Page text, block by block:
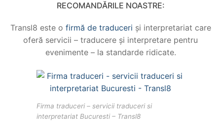
RECOMANDĂRILE NOASTRE:
Transl8 este o firmă de traduceri și interpretariat care
oferă servicii – traducere și interpretare pentru
evenimente – la standarde ridicate.
Firma traduceri – servicii traduceri si
interpretariat Bucuresti – Transl8